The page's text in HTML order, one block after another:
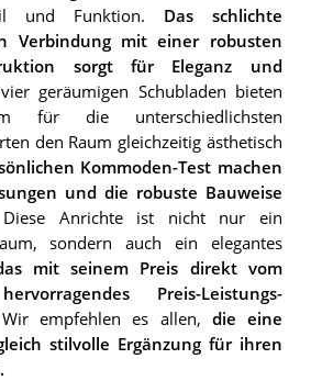
und Funktion. Das schlichte
Verbindung mit einer robusten
sorgt für Eleganz und
geräumigen Schubladen bieten
für die unterschiedlichsten
den Raum gleichzeitig ästhetisch
Kommoden-Test machen
und die robuste Bauweise
Diese Anrichte ist nicht nur ein
sondern auch ein elegantes
mit seinem Preis direkt vom
Preis-Leistungs-
Wir empfehlen es allen, die eine
stilvolle Ergänzung für ihren